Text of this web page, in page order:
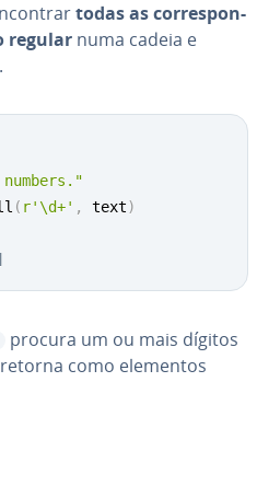
todas as cor­res­pon­
regular numa cadeia e
( r'\d+' , text)
procura um ou mais dígitos
como elementos